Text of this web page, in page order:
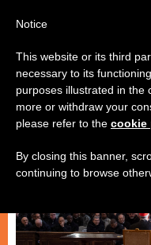
CHIESA E MONDO,ROMA
Notice
This website or its third
necessary to its
purposes illustrated in the
more or withdraw your
please refer to the cookie
By closing this banner,
continuing to browse